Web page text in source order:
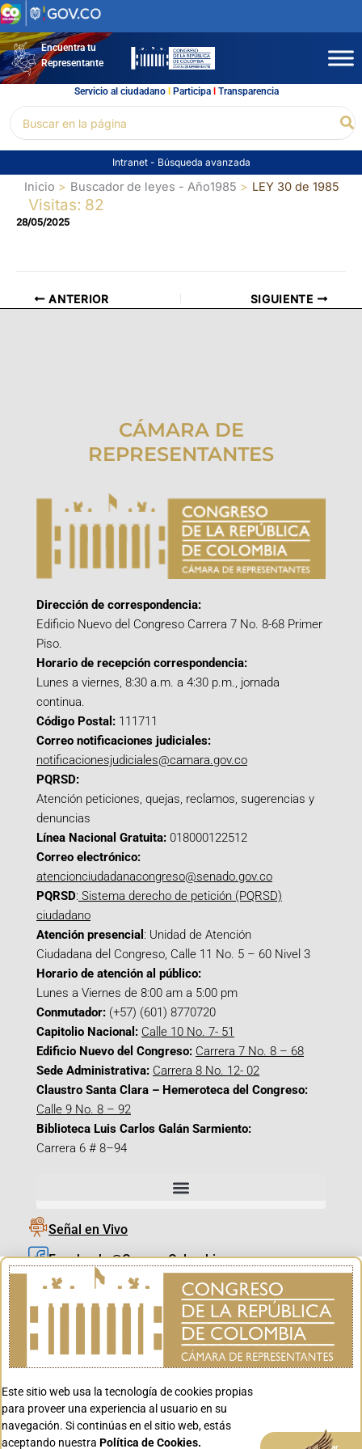
Ir
al
contenidoEncuentra tu
Representante
Servicio al ciudadano l Participal Transparencia
por:
Intranet - Búsqueda avanzada
Inicio Buscador de leyes - Año1985 LEY 30 de 1985
Visitas: 82
28/05/2025
ANTERIOR SIGUIENTE
CÁMARA DE
REPRESENTANTES
Dirección de correspondencia:
Edificio Nuevo del Congreso Carrera 7 No. 8-68 Primer
Piso.
Horario de recepción correspondencia:
Lunes a viernes, 8:30 a.m. a 4:30 p.m., jornada
continua.
Código Postal: 111711
Correo notificaciones judiciales:
notificacionesjudiciales@camara.gov.co
PQRSD:
Atención peticiones, quejas, reclamos, sugerencias y
denuncias
Línea Nacional Gratuita: 018000122512
Correo electrónico:
atencionciudadanacongreso@senado.gov.co
PQRSD: Sistema derecho de petición (PQRSD)
ciudadano
Atención presencial : Unidad de Atención
Ciudadana del Congreso, Calle 11 No. 5 – 60 Nivel 3
Horario de atención al público:
Lunes a Viernes de 8:00 am a 5:00 pm
Conmutador: (+57) (601) 8770720
Capitolio Nacional: Calle 10 No. 7- 51
Edificio Nuevo del Congreso: Carrera 7 No. 8 – 68
Sede Administrativa: Carrera 8 No. 12- 02
Claustro Santa Clara – Hemeroteca del Congreso:
Calle 9 No. 8 – 92
Biblioteca Luis Carlos Galán Sarmiento:
Carrera 6 # 8–94
Señal en Vivo
Facebook_@CamaraColombia
Instagram_@CamaraColombia
X_@CamaraColombia
Youtube_@CamaraColombia
Youtube_@CanalCongreso
Este sitio web usa la tecnología de cookies propias
para proveer una experiencia al usuario en su
navegación. Si continúas en el sitio web, estás
aceptando nuestra Política de Cookies. Aceptar